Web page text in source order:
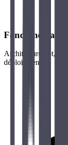
Fondamentaux
Architecture dbt,
déploiement.